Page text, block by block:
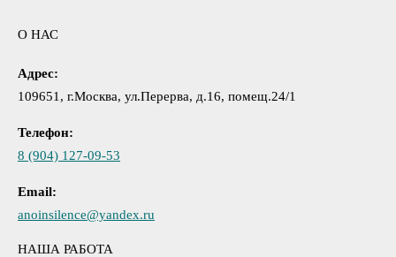
О НАС
Адрес:
109651, г.Москва, ул.Перерва, д.16, помещ.24/1
Телефон:
8 (904) 127-09-53
Email:
anoinsilence@yandex.ru
НАША РАБОТА